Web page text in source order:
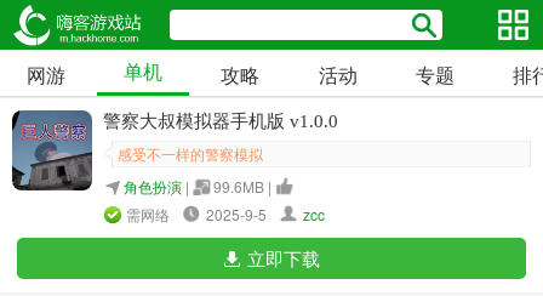
网游 单机 攻略 活动 专题 排
警察大叔模拟器手机版 v1.0.0
感受不一样的警察模拟
角色扮演 |
99.6MB |
需网络
2025-9-5 zcc
立即下载